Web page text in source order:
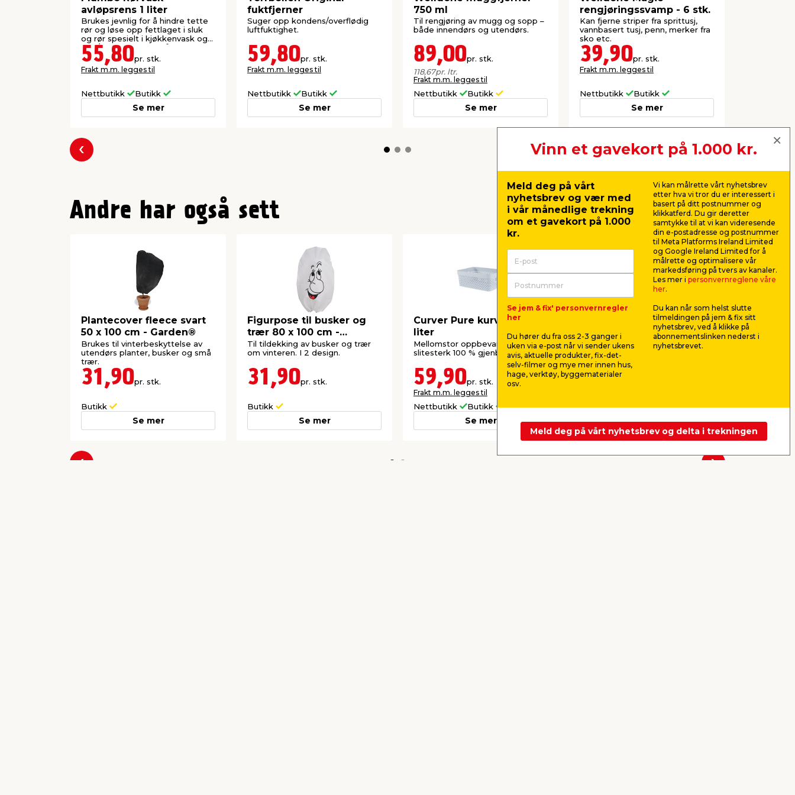
avløpsrens 1 liter
Brukes jevnlig for å hindre tette
rør og løse opp fettlaget i sluk
og rør spesielt i kjøkkenvask og
dusj/bad. Fjerner også vond lukt.
55,80pr. stk.
Frakt m.m. legges til
Nettbutikk Butikk
Se mer
fuktfjerner
Suger opp kondens/overflødig
luftfuktighet.
59,80pr. stk.
Frakt m.m. legges til
Nettbutikk Butikk
Se mer
750 ml
Til rengjøring av mugg og sopp –
både innendørs og utendørs.
89,00pr. stk.
118,67pr. ltr.
Frakt m.m. legges til
Nettbutikk Butikk
Se mer
rengjøringssvamp - 6 stk.
Kan fjerne striper fra sprittusj,
vannbasert tusj, penn, merker fra
sko etc.
39,90pr. stk.
Frakt m.m. legges til
Nettbutikk Butikk
Se mer
Forrige Neste
Andre har også sett
Plantecover fleece svart
50 x 100 cm - Garden®
Brukes til vinterbeskyttelse av
utendørs planter, busker og små
trær.
31,90pr. stk.
Butikk
Se mer
Figurpose til busker og
trær 80 x 100 cm -
Garden®
Til tildekking av busker og trær
om vinteren. I 2 design.
31,90pr. stk.
Butikk
Se mer
Curver Pure kurv blå 11
liter
Mellomstor oppbevaringskurv i
slitesterk 100 % gjenbruksplast.
59,90pr. stk.
Frakt m.m. legges til
Nettbutikk Butikk
Se mer
Curver Pure kurv blå 4,5
liter
Liten oppbevaringskurv i
slitesterk kvalitet laget av 100 %
gjenbruksplast.
49,90
Nettbutikk Butikk
Se mer
Curver
liter
Nettbutikk
Vinn et gavekort på 1.000 kr.
Meld deg på vårt
nyhetsbrev og vær med
i vår månedlige trekning
om et gavekort på 1.000
kr.
Se jem & fix' personvernregler
her
Du hører du fra oss 2-3 ganger i
uken via e-post når vi sender ukens
avis, aktuelle produkter, fix-det-
selv-filmer og mye mer innen hus,
hage, verktøy, byggematerialer
osv.
Vi kan målrette vårt nyhetsbrev
etter hva vi tror du er interessert i
basert på ditt postnummer og
klikkatferd. Du gir deretter
samtykke til at vi kan videresende
din e-postadresse og postnummer
til Meta Platforms Ireland Limited
og Google Ireland Limited for å
målrette og optimalisere vår
markedsføring på tvers av kanaler.
Les mer i personvernreglene våre
her.
Du kan når som helst slutte
tilmeldingen på jem & fix sitt
nyhetsbrev, ved å klikke på
abonnementslinken nederst i
nyhetsbrevet.
Meld deg på vårt nyhetsbrev og delta i trekningen